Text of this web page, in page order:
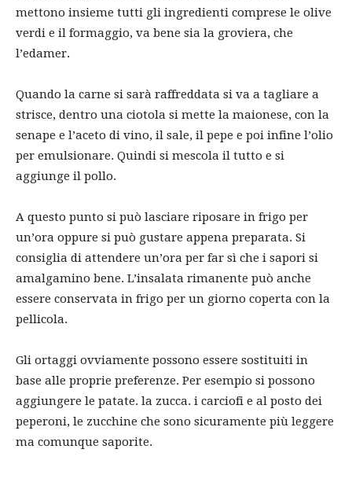
mettono insieme tutti gli ingredienti comprese le olive
verdi e il formaggio, va bene sia la groviera, che
l’edamer.
Quando la carne si sarà raffreddata si va a tagliare a
strisce, dentro una ciotola si mette la maionese, con la
senape e l’aceto di vino, il sale, il pepe e poi infine l’olio
per emulsionare. Quindi si mescola il tutto e si
aggiunge il pollo.
A questo punto si può lasciare riposare in frigo per
un’ora oppure si può gustare appena preparata. Si
consiglia di attendere un’ora per far sì che i sapori si
amalgamino bene. L’insalata rimanente può anche
essere conservata in frigo per un giorno coperta con la
pellicola.
Gli ortaggi ovviamente possono essere sostituiti in
base alle proprie preferenze. Per esempio si possono
aggiungere le patate. la zucca. i carciofi e al posto dei
peperoni, le zucchine che sono sicuramente più leggere
ma comunque saporite.